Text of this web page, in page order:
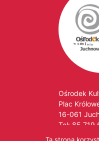
Ośrodek
Plac
16-061
Tel: 85 719
Tel. kom: